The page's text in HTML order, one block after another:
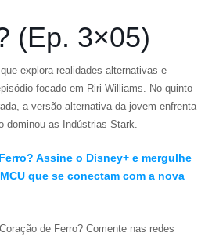
(Ep. 3×05)
explora realidades alternativas e
focado em Riri Williams. No quinto
a versão alternativa da jovem enfrenta
dominou as Indústrias Stark.
Assine o Disney+ e mergulhe
que se conectam com a nova
de Ferro? Comente nas redes